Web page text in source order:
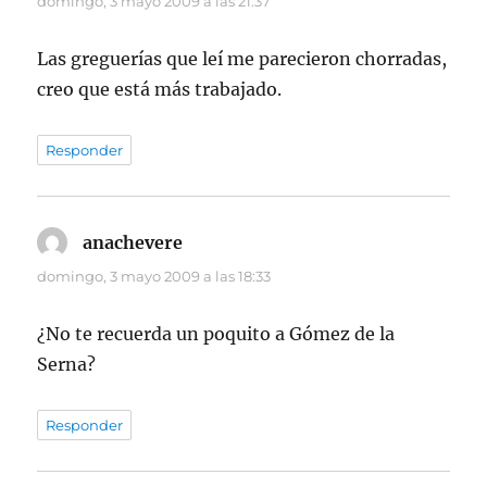
Las greguerías que leí me parecieron chorradas,
creo que está más trabajado.
Responder
anachevere
domingo, 3 mayo 2009 a las 18:33
¿No te recuerda un poquito a Gómez de la
Serna?
Responder